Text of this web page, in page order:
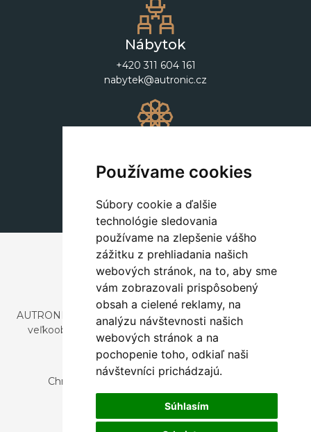
Používame cookies
Súbory cookie a ďalšie
technológie sledovania
používame na zlepšenie vášho
zážitku z prehliadania našich
webových stránok, na to, aby sme
vám zobrazovali prispôsobený
obsah a cielené reklamy, na
analýzu návštevnosti našich
webových stránok a na
pochopenie toho, odkiaľ naši
návštevníci prichádzajú.
Súhlasím
Nábytok
+420 311 604 161
nabytek@autronic.cz
+420 311 604 182
dekorace@autronic.cz
AUTRONIC, s.r.o. je spoločnosť zaoberajúca sa dovozom a
veľkoobchodným predajom dizajnového aj štýlového
nábytku a dekorácií.
Česká republika
Chrustenice 270, 267 12 Loděnice u Berouna
Slovensko
Nová 366, 032 02 Závažná Poruba